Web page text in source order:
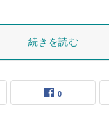
続きを読む
0